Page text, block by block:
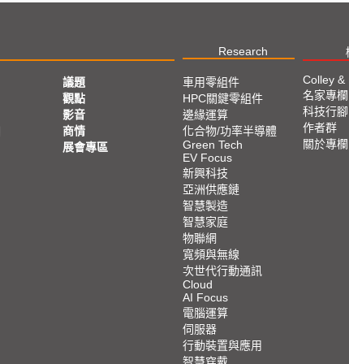
Research
議題
觀點
影音
商情
展會專區
車用零組件
HPC關鍵零組件
邊緣運算
化合物/功率半導體
Green Tech
EV Focus
新興科技
亞洲供應鏈
智慧製造
智慧家庭
物聯網
寬頻與無線
次世代行動通訊
Cloud
AI Focus
電腦運算
伺服器
行動裝置與應用
Colley &
名家專欄
科技行腳
作者群
關於專欄